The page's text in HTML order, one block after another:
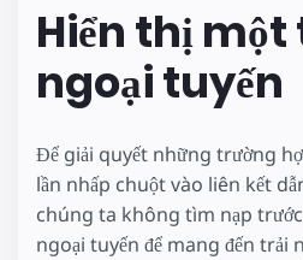
Hiển thị
ngoại tuyến
Để giải quyết những trường
lần nhấp chuột vào liên kết
chúng ta không tìm nạp
ngoại tuyến để mang đến trải